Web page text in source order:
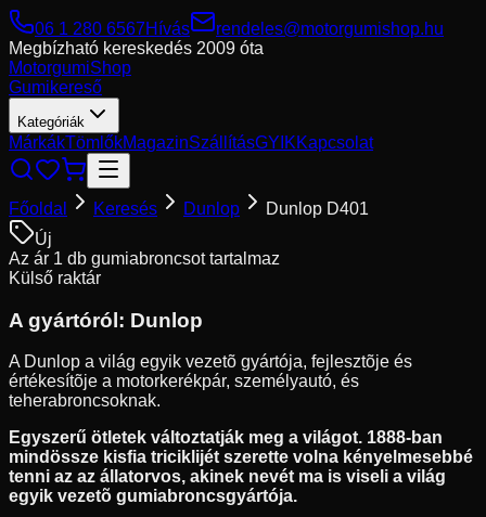
06 1 280 6567Hívás
rendeles@motorgumishop.hu
Megbízható kereskedés 2009 óta
MotorgumiShop
Gumikereső
Kategóriák
MárkákTömlőkMagazinSzállításGYIKKapcsolat
Főoldal Keresés Dunlop
Dunlop D401
Új
Az ár 1 db gumiabroncsot tartalmaz
Külső raktár
A gyártóról: Dunlop
A Dunlop a világ egyik vezetõ gyártója, fejlesztõje és
értékesítõje a motorkerékpár, személyautó, és
teherabroncsoknak.
Egyszerű ötletek változtatják meg a világot. 1888-ban
mindössze kisfia triciklijét szerette volna kényelmesebbé
tenni az az állatorvos, akinek nevét ma is viseli a világ
egyik vezetõ gumiabroncsgyártója.